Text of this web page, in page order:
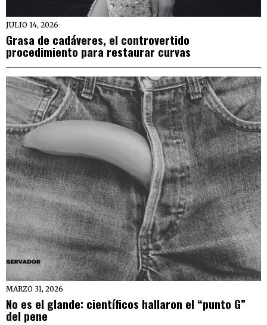
JULIO 14, 2026
Grasa de cadáveres, el controvertido
procedimiento para restaurar curvas
MARZO 31, 2026
No es el glande: científicos hallaron el “punto G”
del pene